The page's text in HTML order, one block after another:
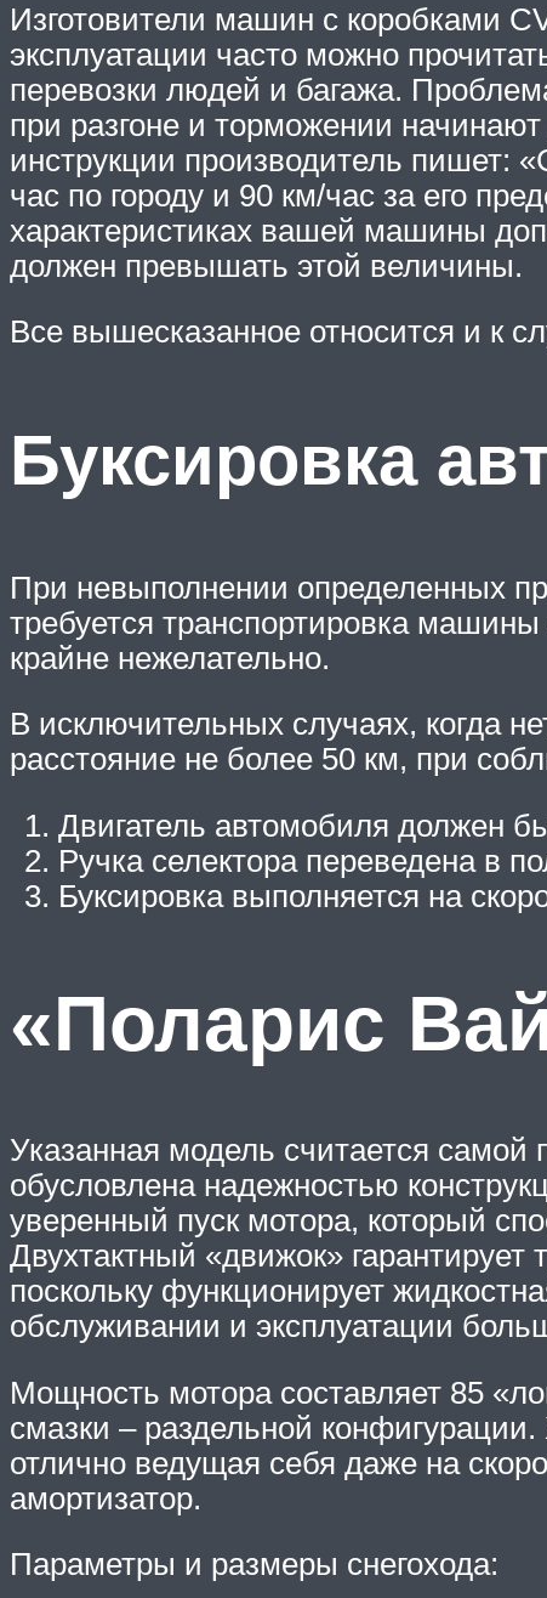
Изготовители машин с коробками
эксплуатации часто можно
перевозки людей и багажа.
при разгоне и торможении
инструкции производитель пишет:
час по городу и 90 км/час за его
характеристиках вашей машины
должен превышать этой величины.
Все вышесказанное относится и к
Буксировка
При невыполнении определенных
требуется транспортировка
крайне нежелательно.
В исключительных случаях, когда
расстояние не более 50 км, при
Двигатель автомобиля должен
Ручка селектора переведена в
Буксировка выполняется на
«Поларис
Указанная модель считается самой
обусловлена надежностью
уверенный пуск мотора, который
Двухтактный «движок»
поскольку функционирует
обслуживании и эксплуатации
Мощность мотора составляет 85
смазки – раздельной
отлично ведущая себя даже на
амортизатор.
Параметры и размеры снегохода: